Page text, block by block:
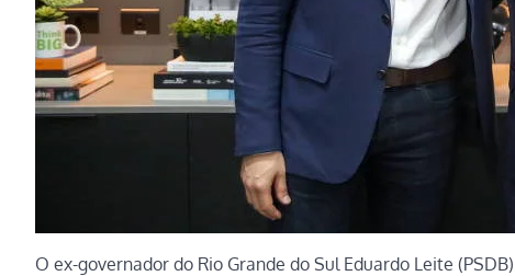
O ex-governador do Rio Grande do Sul Eduardo Leite